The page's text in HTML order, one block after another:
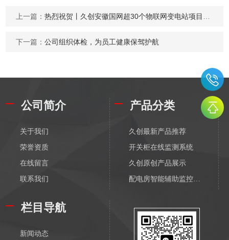
上一篇：热烈祝贺丨久创安徽国网超30个物联网变电站项目圆满成功
下一篇：公司组织体检，为员工健康保驾护航
公司简介
关于我们
荣誉资质
在线留言
联系我们
产品分类
久创最新产品推荐
开关柜在线监测系统
久创原创产品展示
配电房智能辅助监控系统
输变电物联网传感器-无线
配电监测传感器-有线
栏目导航
新闻动态